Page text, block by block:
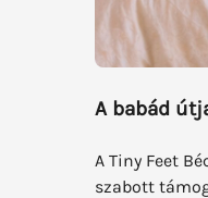
A babád
A Tiny Feet
szabott